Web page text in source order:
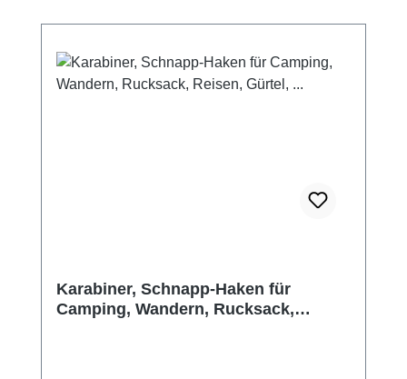
Karabiner, Schnapp-Haken für
Camping, Wandern, Rucksack,